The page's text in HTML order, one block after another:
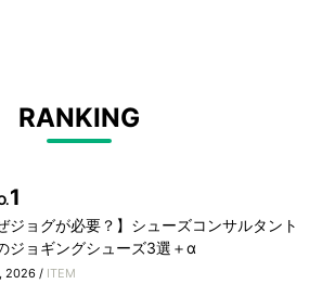
RANKING
1
ジョグが必要？】シューズコンサルタント
ジョギングシューズ3選＋α
2026 / ITEM